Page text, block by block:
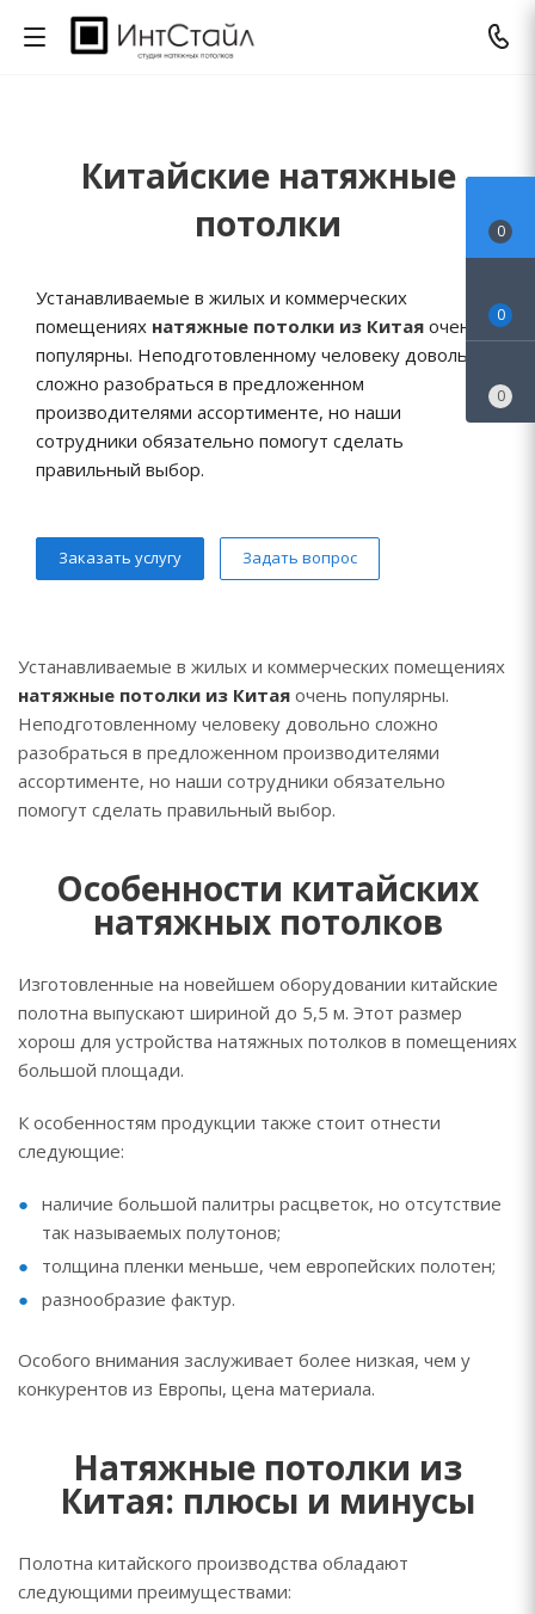
Китайские натяжные
потолки
Устанавливаемые в жилых и коммерческих
помещениях натяжные потолки из Китая очень
популярны. Неподготовленному человеку довольно
сложно разобраться в предложенном
производителями ассортименте, но наши
сотрудники обязательно помогут сделать
правильный выбор.
Заказать услугу Задать вопрос
Устанавливаемые в жилых и коммерческих помещениях
натяжные потолки из Китая очень популярны.
Неподготовленному человеку довольно сложно
разобраться в предложенном производителями
ассортименте, но наши сотрудники обязательно
помогут сделать правильный выбор.
Особенности китайских
натяжных потолков
Изготовленные на новейшем оборудовании китайские
полотна выпускают шириной до 5,5 м. Этот размер
хорош для устройства натяжных потолков в помещениях
большой площади.
К особенностям продукции также стоит отнести
следующие:
наличие большой палитры расцветок, но отсутствие
так называемых полутонов;
толщина пленки меньше, чем европейских полотен;
разнообразие фактур.
Особого внимания заслуживает более низкая, чем у
конкурентов из Европы, цена материала.
Натяжные потолки из
Китая: плюсы и минусы
Полотна китайского производства обладают
следующими преимуществами:
0
0
0